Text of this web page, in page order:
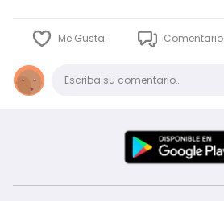
Me Gusta Comentario
ComentarioEscriba su comentario…